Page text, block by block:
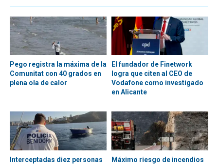
Pego registra la máxima de la
Comunitat con 40 grados en
plena ola de calor
El fundador de Finetwork
logra que citen al CEO de
Vodafone como investigado
en Alicante
Interceptadas diez personas
Máximo riesgo de incendios